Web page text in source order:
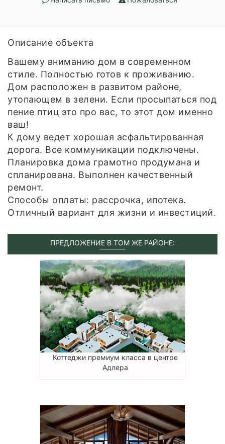
Описание объекта
Вашему вниманию дом в современном
стиле. Полностью готов к проживанию.
Дом расположен в развитом районе,
утопающем в зелени. Если просыпаться под
пение птиц это про вас, то этот дом именно
ваш!
К дому ведет хорошая асфальтированная
дорога. Все коммуникации подключены.
Планировка дома грамотно продумана и
спланирована. Выполнен качественный
ремонт.
Способы оплаты: рассрочка, ипотека.
Отличный вариант для жизни и инвестиций.
ПРЕДЛОЖЕНИЕ В ТОМ ЖЕ РАЙОНЕ:
Коттеджи премиум класса в центре
Адлера